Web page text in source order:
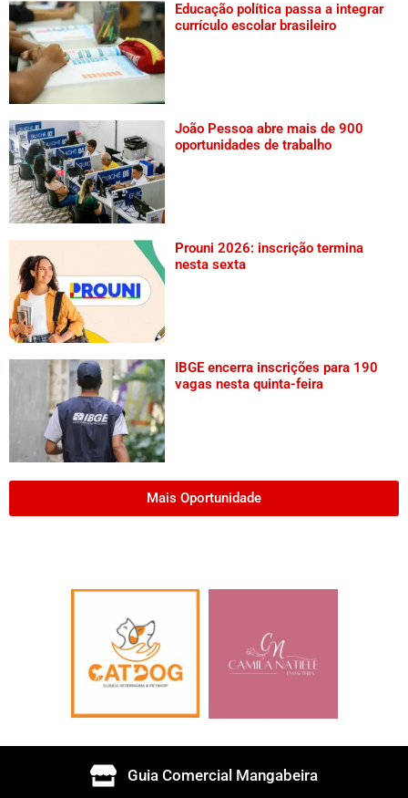
Educação política passa a integrar
currículo escolar brasileiro
João Pessoa abre mais de 900
oportunidades de trabalho
Prouni 2026: inscrição termina
nesta sexta
IBGE encerra inscrições para 190
vagas nesta quinta-feira
Mais Oportunidade
Guia Comercial Mangabeira